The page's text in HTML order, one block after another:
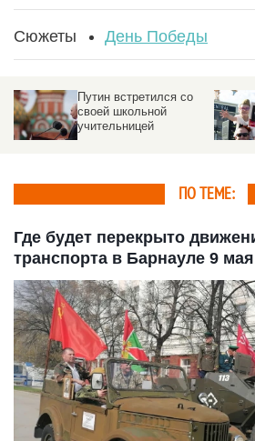
Сюжеты День Победы
Путин встретился со
своей школьной
учительницей
ПО ТЕМЕ:
Где будет перекрыто
транспорта в Барнауле 9 мая